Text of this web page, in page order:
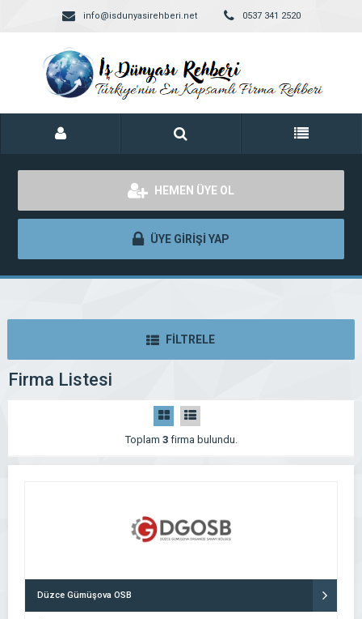
info@isdunyasirehberi.net 0537 341 2520
HEMEN ÜYE OL
ÜYE GİRİŞİ YAP
FİLTRELE
Firma Listesi
Toplam 3firma bulundu.
Düzce Gümüşova OSB